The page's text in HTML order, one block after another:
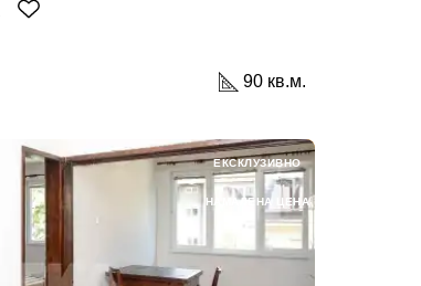
90 кв.м.
ЕКСКЛУЗИВНО
НАМАЛЕНА ЦЕНА